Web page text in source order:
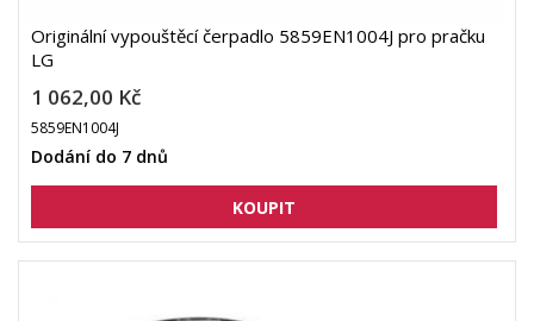
Originální vypouštěcí čerpadlo 5859EN1004J pro pračku
LG
1 062,00 Kč
5859EN1004J
Dodání do 7 dnů